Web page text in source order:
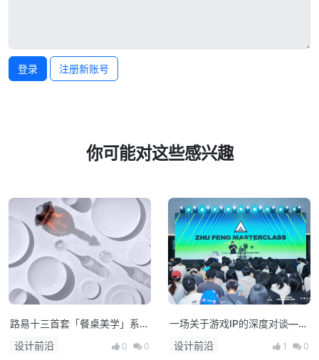
登录 注册新账号
你可能对这些感兴趣
路易十三首套「餐桌美学」系列
正式揭晓
设计前沿 0 0
一场关于游戏IP的深度对谈——
朱峰大师课·次世代预研会在上
海举办
设计前沿 1 0